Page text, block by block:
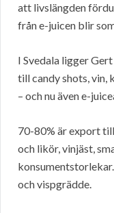
att livslängden
från e-juicen blir
I Svedala ligger
till candy shots, vin,
– och nu även e-
70-80% är export
och likör, vinjäst,
och vispgrädde.